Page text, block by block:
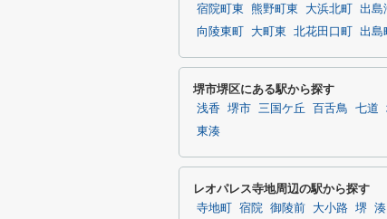
宿院町東 熊野町東 大浜北町 出島
向陵東町
大町東 北花田口町 出島
堺市堺区にある駅から探す
浅香 堺市 三国ケ丘 百舌鳥 七道
東湊
レオパレス寺地周辺の駅から探す
寺地町 宿院 御陵前 大小路 堺 湊